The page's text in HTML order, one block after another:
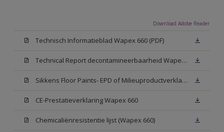
Download Adobe Reader
Technisch Informatieblad Wapex 660 (PDF)
Technical Report decontamineerbaarheid Wapex 660
Sikkens Floor Paints- EPD of Milieuproductverklaring
CE-Prestatieverklaring Wapex 660
Chemicaliënresistentie lijst (Wapex 660)